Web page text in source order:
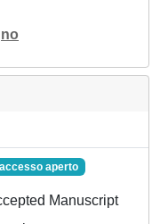
accesso aperto
Manuscript